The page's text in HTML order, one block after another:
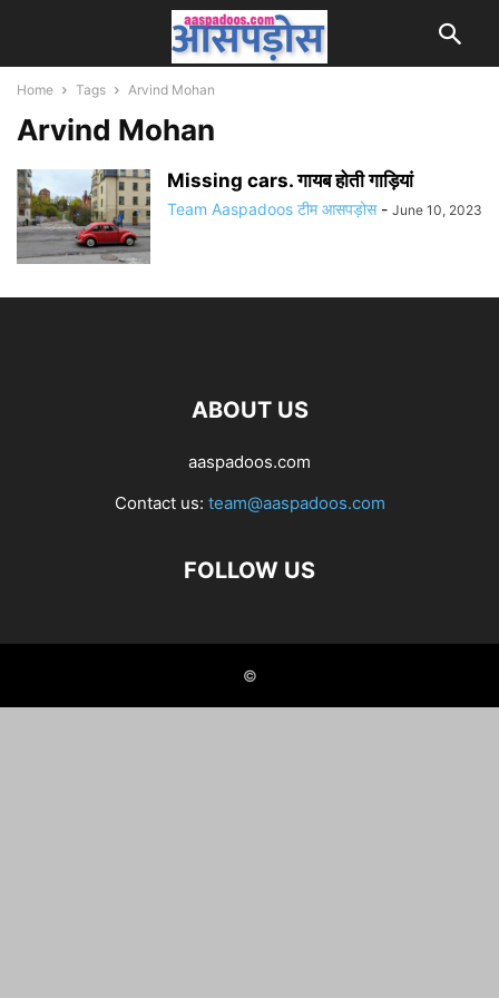
Home Tags Arvind Mohan
Arvind Mohan
Missing cars. गायब होती गाड़ियां
Team Aaspadoos टीम आसपड़ोस - June 10, 2023
ABOUT US
aaspadoos.com
Contact us: team@aaspadoos.com
FOLLOW US
©